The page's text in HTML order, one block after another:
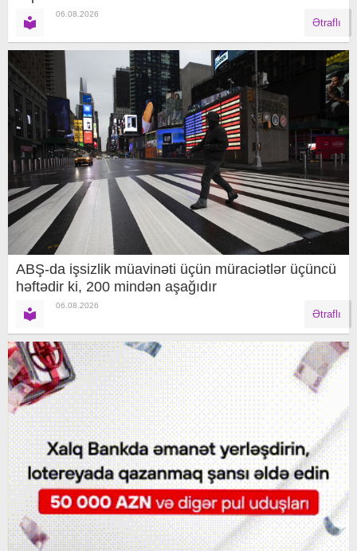
06.08.2026
Ətraflı
ABŞ-da işsizlik müavinəti üçün müraciətlər üçüncü
həftədir ki, 200 mindən aşağıdır
06.08.2026
Ətraflı